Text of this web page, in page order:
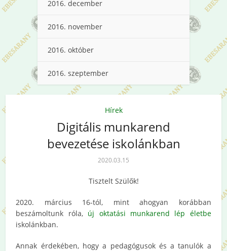
2016. december
2016. november
2016. október
2016. szeptember
Hírek
Digitális munkarend
bevezetése iskolánkban
2020.03.15
Tisztelt Szülők!
2020. március 16-tól, mint ahogyan korábban
beszámoltunk róla, új oktatási munkarend lép életbe
iskolánkban.
Annak érdekében, hogy a pedagógusok és a tanulók a